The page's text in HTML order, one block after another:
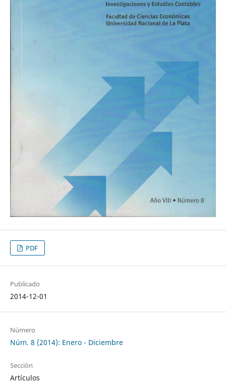
PDF
Publicado
2014-12-01
Número
Núm. 8 (2014): Enero - Diciembre
Sección
Artículos